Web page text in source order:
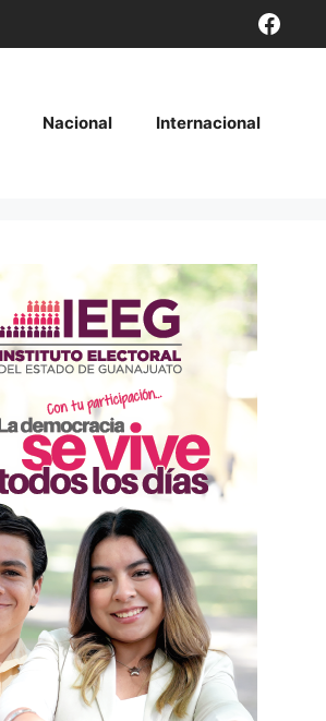
Nacional Internacional